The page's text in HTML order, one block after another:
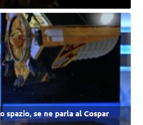
se ne parla al Cospar